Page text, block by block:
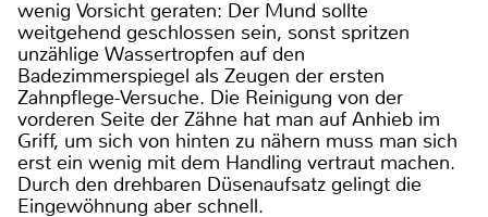
wenig Vorsicht geraten: Der Mund sollte
weitgehend geschlossen sein, sonst spritzen
unzählige Wassertropfen auf den
Badezimmerspiegel als Zeugen der ersten
Zahnpflege-Versuche. Die Reinigung von der
vorderen Seite der Zähne hat man auf Anhieb im
Griff, um sich von hinten zu nähern muss man sich
erst ein wenig mit dem Handling vertraut machen.
Durch den drehbaren Düsenaufsatz gelingt die
Eingewöhnung aber schnell.